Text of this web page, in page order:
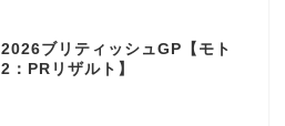
2026ブリティッシュGP【モト
2：PRリザルト】